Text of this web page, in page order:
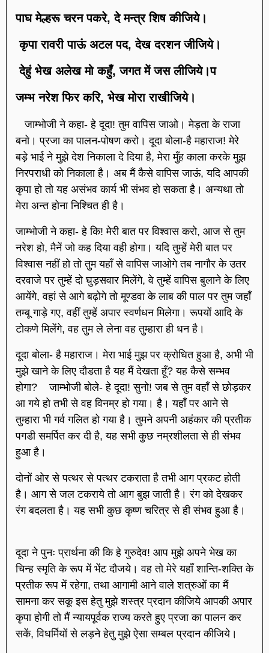
पाघ मेल्हरू चरन पकरे, दे मन्त्र शिष कीजिये।
कृपा रावरी पाऊं अटल पद, देख दरशन जीजिये।
देहुं भेख अलेख मो कहुँ, जगत में जस लीजिये।प
जम्भ नरेश फिर करि, भेख मोरा राखीजिये।
जाम्भोजी ने कहा- हे दूदा! तुम वापिस जाओ। मेड़ता के राजा
बनो। प्रजा का पालन-पोषण करो। दूदा बोला-है महाराज! मेरे
बड़े भाई ने मुझे देश निकाला दे दिया है, मेरा मुँह काला करके मुझ
निरपराधी को निकाला है। अब मैं कैसे वापिस जाऊं, यदि आपकी
कृपा हो तो यह असंभव कार्य भी संभव हो सकता है। अन्यथा तो
मेरा अन्त होना निश्चित ही है।
जाम्भोजी ने कहा- हे कि! मेरी बात पर विश्वास करो, आज से तुम
नरेश हो, मैनें जो कह दिया वही होगा। यदि तुम्हें मेरी बात पर
विश्वास नहीं हो तो तुम यहाँ से वापिस जाओगे तब नागौर के उतर
दरवाजे पर तुम्हें दो घुड़सवार मिलेंगे, वे तुम्हें वापिस बुलाने के लिए
आयेंगे, वहां से आगे बढ़ोगे तो मूण्डवा के लाब की पाल पर तुम जहाँ
तम्बू गाड़े गए, वहीं तुम्हें अपार स्वर्णधन मिलेगा। रूपयों आदि के
टोकणे मिलेंगे, वह तुम ले लेना वह तुम्हारा ही धन है।
दूदा बोला- है महाराज। मेरा भाई मुझ पर क्रोधित हुआ है, अभी भी
मुझे खाने के लिए दौडता है यह मैं देखता हूँ? यह कैसे सम्भव
होगा? जाम्भोजी बोले- हे दूदा! सुनो! जब से तुम वहाँ से छोड़कर
आ गये हो तभी से वह विनम्र हो गया। है। यहाँ पर आने से
तुम्हारा भी गर्व गलित हो गया है। तुमने अपनी अहंकार की प्रतीक
पगडी समर्पित कर दी है, यह सभी कुछ नम्रशीलता से ही संभव
हुआ है।
दोनों ओर से पत्थर से पत्थर टकराता है तभी आग प्रकट होती
है। आग से जल टकराये तो आग बुझ जाती है। रंग को देखकर
रंग बदलता है। यह सभी कुछ कृष्ण चरित्र से ही संभव हुआ है।
दूदा ने पुनः प्रार्थना की कि हे गुरुदेव! आप मुझे अपने भेख का
चिन्ह स्मृति के रूप में भेंट दौजये। वह तो मेरे यहाँ शान्ति-शक्ति के
प्रतीक रूप में रहेगा, तथा आगामी आने वाले शत्रुओं का मैं
सामना कर सकू इस हेतु मुझे शस्त्र प्रदान कीजिये आपकी अपार
कृपा होगी तो मैं न्यायपूर्वक राज्य करते हुए प्रजा का पालन कर
सकें, विधर्मियों से लड़ने हेतु मुझे ऐसा सम्बल प्रदान कीजिये।